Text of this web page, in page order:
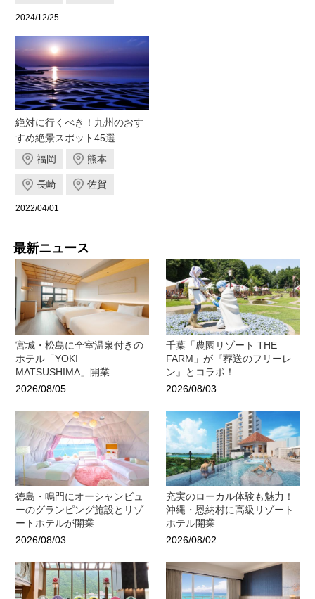
2024/12/25
絶対に行くべき！九州のおす
すめ絶景スポット45選
福岡
熊本
長崎 佐賀
2022/04/01
最新ニュース
宮城・松島に全室温泉付きの
ホテル「YOKI
MATSUSHIMA」開業
2026/08/05
千葉「農園リゾート THE
FARM」が『葬送のフリーレ
ン』とコラボ！
2026/08/03
徳島・鳴門にオーシャンビュ
ーのグランピング施設とリゾ
ートホテルが開業
2026/08/03
充実のローカル体験も魅力！
沖縄・恩納村に高級リゾート
ホテル開業
2026/08/02